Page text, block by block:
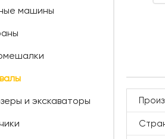
машины
и экскаваторы